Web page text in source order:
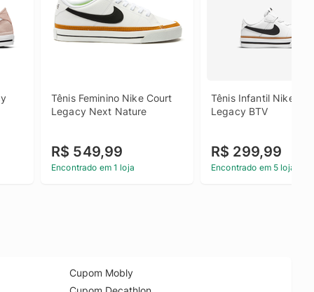
Tênis Feminino Nike Court
Legacy Next Nature
R$ 549,99
Encontrado em 1 loja
Tênis Infantil Nike
Legacy BTV
R$ 299,99
Encontrado em 5 lojas
Cupom Mobly